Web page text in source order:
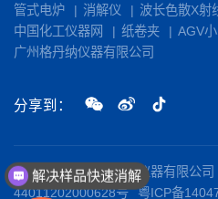
管式电炉
消解仪
波长色散X射
中国化工仪器网
纸卷夹 AGV
广州格丹纳仪器有限公司
分享到：
版权所有©广州格丹纳仪器有限公司
44011202000628号 粤ICP备
解决样品快速消解
销量：800 实验电热板